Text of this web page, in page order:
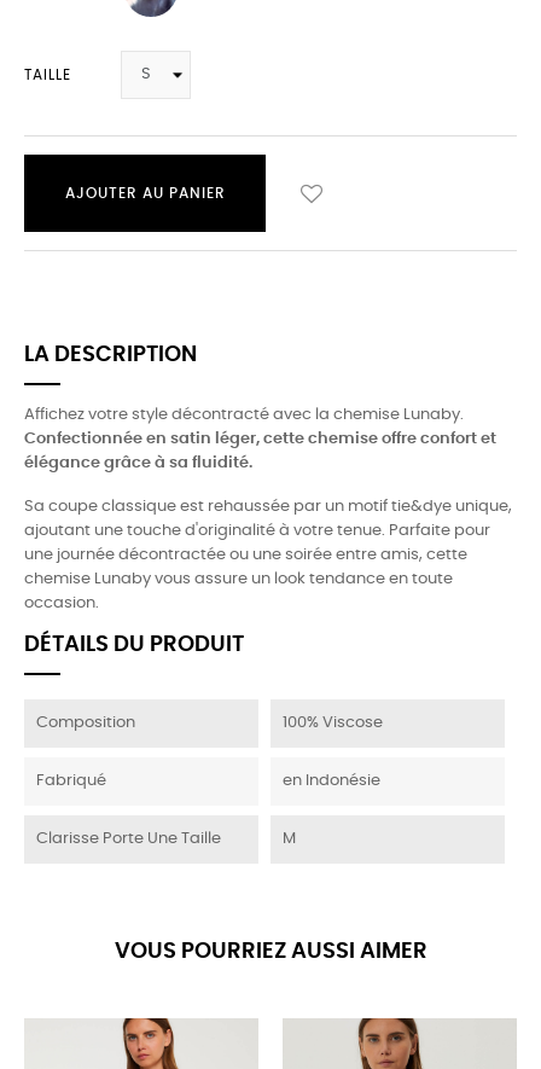
TAILLE
AJOUTER AU PANIER
LA DESCRIPTION
Affichez votre style décontracté avec la chemise Lunaby.
Confectionnée en satin léger, cette chemise offre confort et
élégance grâce à sa fluidité.
Sa coupe classique est rehaussée par un motif tie&dye unique,
ajoutant une touche d'originalité à votre tenue. Parfaite pour
une journée décontractée ou une soirée entre amis, cette
chemise Lunaby vous assure un look tendance en toute
occasion.
DÉTAILS DU PRODUIT
Composition 100% Viscose
Fabriqué en Indonésie
Clarisse Porte Une Taille M
VOUS POURRIEZ AUSSI AIMER